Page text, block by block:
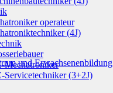
operateur
(4J)
Mechatroniker
Servicetechniker (3+2J)
und Erwachsenenbildung